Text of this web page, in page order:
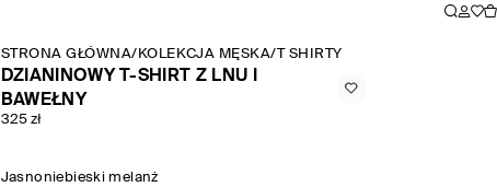
STRONA GŁÓWNA/ KOLEKCJA MĘSKA/T SHIRTY I KOSZULKI BEZ
DZIANINOWY T-SHIRT Z LNU I
BAWEŁNY
325 zł
Jasnoniebieski melanż